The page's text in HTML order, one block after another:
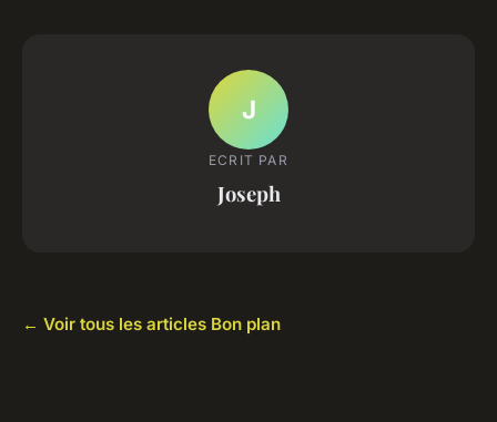
J
ECRIT PAR
Joseph
← Voir tous les articles Bon plan